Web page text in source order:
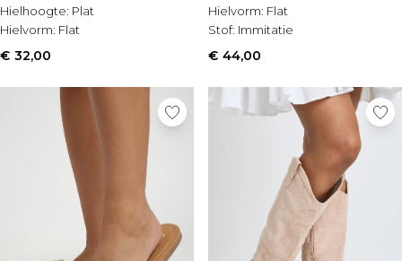
Hielhoogte: Plat
Hielvorm: Flat
€ 32,00
Hielvorm: Flat
Stof: Immitatie
€ 44,00